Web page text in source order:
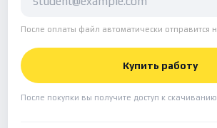
После оплаты файл автоматически отправится
Купить работу
После покупки вы получите доступ к скачиванию.